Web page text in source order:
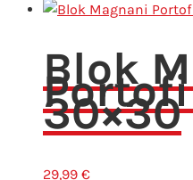
Blok
30×30
29,99 €